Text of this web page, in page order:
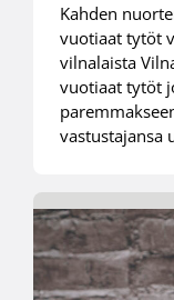
Kahden
vuotiaat tytöt
vilnalaista
vuotiaat tytöt
vastustajansa